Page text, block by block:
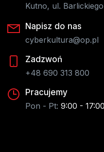
Kutno, ul.
Napisz do nas
cyberkultura@op.pl
Zadzwoń
+48 690 313 800
Pracujemy
Pon - Pt: 9:00 - 17:00